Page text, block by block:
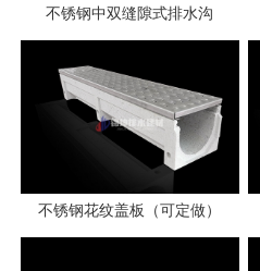
不锈钢中双缝隙式排水沟
不锈钢花纹盖板（可定做）